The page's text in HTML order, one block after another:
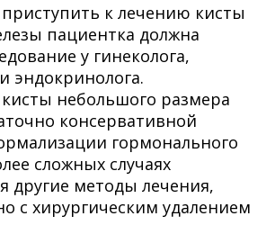
к лечению кисты
пациентка должна
у гинеколога,
эндокринолога.
небольшого размера
консервативной
гормонального
сложных случаях
другие методы лечения,
с хирургическим удалением